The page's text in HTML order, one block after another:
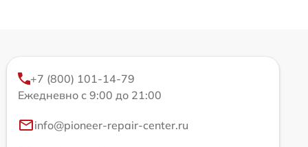
+7 (800) 101-14-79
Ежедневно с 9:00 до 21:00
info@pioneer-repair-center.ru